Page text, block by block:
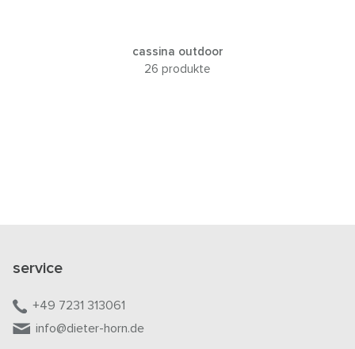
cassina outdoor
26 produkte
service
+49 7231 313061
info@dieter-horn.de